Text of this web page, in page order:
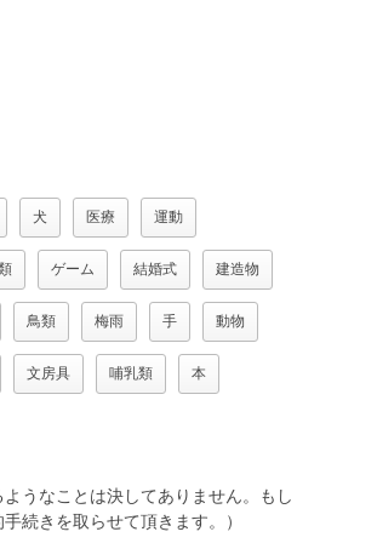
犬 医療 運動
ゲーム 結婚式 建造物
鳥類 梅雨 手 動物
文房具 哺乳類 本
うなことは決してありません。もし
続きを取らせて頂きます。）